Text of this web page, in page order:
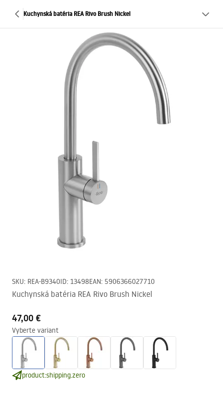
Kuchynská batéria REA Rivo Brush Nickel
SKU: REA-B9340ID: 13498EAN: 5906366027710
Kuchynská batéria REA Rivo Brush Nickel
47,00 €
Vyberte variant
product:shipping.zero